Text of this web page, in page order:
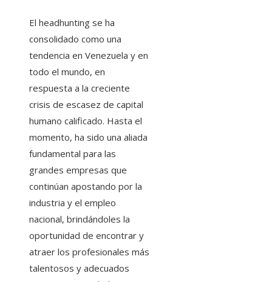
El headhunting se ha
consolidado como una
tendencia en Venezuela y en
todo el mundo, en
respuesta a la creciente
crisis de escasez de capital
humano calificado. Hasta el
momento, ha sido una aliada
fundamental para las
grandes empresas que
continúan apostando por la
industria y el empleo
nacional, brindándoles la
oportunidad de encontrar y
atraer los profesionales más
talentosos y adecuados